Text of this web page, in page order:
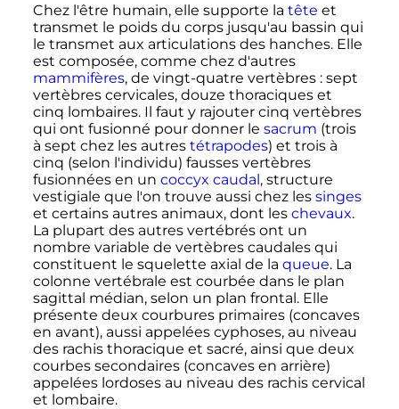
Chez l'être humain, elle supporte la tête et
transmet le poids du corps jusqu'au bassin qui
le transmet aux articulations des hanches. Elle
est composée, comme chez d'autres
mammifères, de vingt-quatre vertèbres : sept
vertèbres cervicales, douze thoraciques et
cinq lombaires. Il faut y rajouter cinq vertèbres
qui ont fusionné pour donner le sacrum (trois
à sept chez les autres tétrapodes) et trois à
cinq (selon l'individu) fausses vertèbres
fusionnées en un coccyx caudal, structure
vestigiale que l'on trouve aussi chez les singes
et certains autres animaux, dont les chevaux.
La plupart des autres vertébrés ont un
nombre variable de vertèbres caudales qui
constituent le squelette axial de la queue. La
colonne vertébrale est courbée dans le plan
sagittal médian, selon un plan frontal. Elle
présente deux courbures primaires (concaves
en avant), aussi appelées cyphoses, au niveau
des rachis thoracique et sacré, ainsi que deux
courbes secondaires (concaves en arrière)
appelées lordoses au niveau des rachis cervical
et lombaire.